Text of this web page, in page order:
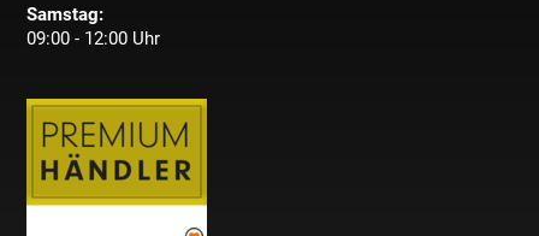
Samstag:
09:00 - 12:00 Uhr